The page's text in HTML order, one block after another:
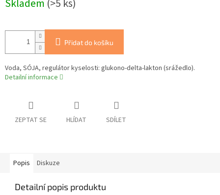
cena:
Skladem (>5 ks)
Přidat do košíku
Voda, SÓJA, regulátor kyselosti: glukono-delta-lakton (srážedlo).
Detailní informace
ZEPTAT SE HLÍDAT SDÍLET
Popis Diskuze
Detailní popis produktu